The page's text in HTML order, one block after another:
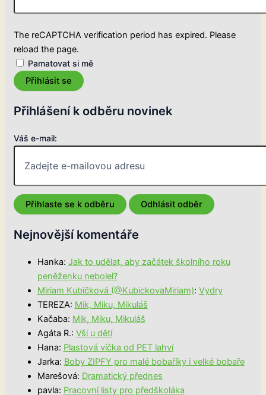
The reCAPTCHA verification period has expired. Please
reload the page.
Pamatovat si mě
Přihlásit se
Přihlášení k odběru novinek
Váš e-mail:
Nejnovější komentáře
Hanka: Jak to udělat, aby začátek školního roku
peněženku nebolel?
Miriam Kubičková (@KubickovaMiriam): Vydry
TEREZA: Mik, Miku, Mikuláš
Kačaba: Mik, Miku, Mikuláš
Agáta R.: Vši u dětí
Hana: Plastová víčka od PET lahví
Jarka: Boby ZIPFY pro malé bobaříky i velké bobaře
Marešová: Dramatický přednes
pavla: Pracovní listy pro předškoláka